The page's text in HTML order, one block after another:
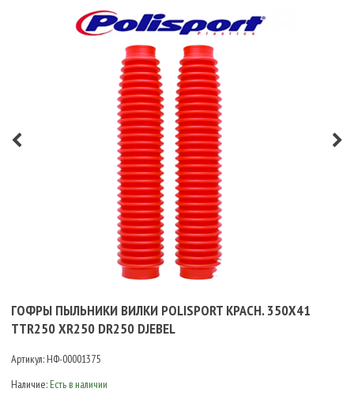
ГОФРЫ ПЫЛЬНИКИ ВИЛКИ POLISPORT КРАСН. 350Х41
TTR250 XR250 DR250 DJEBEL
Артикул: НФ-00001375
Наличие: Есть в наличии